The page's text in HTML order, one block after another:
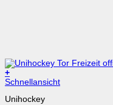
+
Schnellansicht
Unihockey